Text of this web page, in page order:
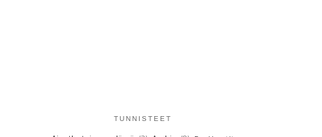
TUNNISTEET